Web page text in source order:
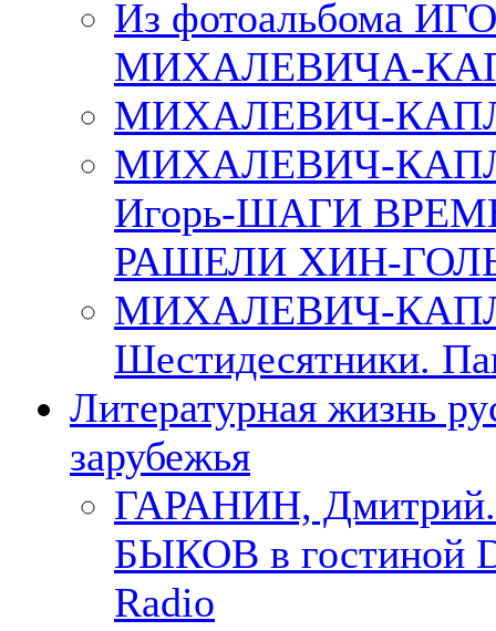
Из фотоальбома
МИХАЛЕВИЧА-
МИХАЛЕВИЧ-
МИХАЛЕВИЧ-
Игорь-ШАГИ
РАШЕЛИ ХИН-
МИХАЛЕВИЧ-
Шестидесятники.
Литературная жизнь
зарубежья
ГАРАНИН,
БЫКОВ в гостиной
Radio